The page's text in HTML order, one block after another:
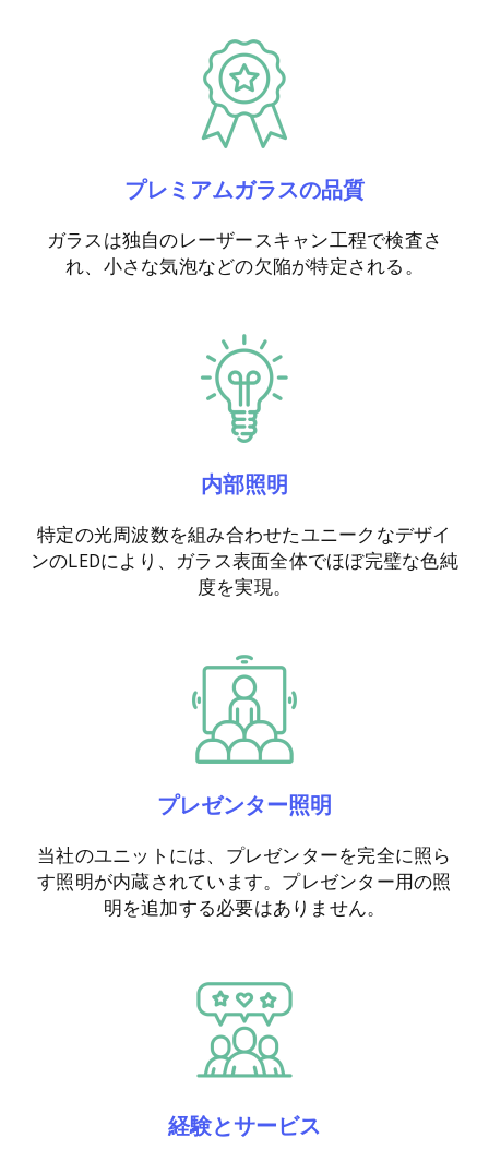
プレミアムガラスの品質
ガラスは独自のレーザースキャン工程で検査さ
れ、小さな気泡などの欠陥が特定される。
内部照明
特定の光周波数を組み合わせたユニークなデザイ
ンのLEDにより、ガラス表面全体でほぼ完璧な色純
度を実現。
プレゼンター照明
当社のユニットには、プレゼンターを完全に照ら
す照明が内蔵されています。プレゼンター用の照
明を追加する必要はありません。
経験とサービス